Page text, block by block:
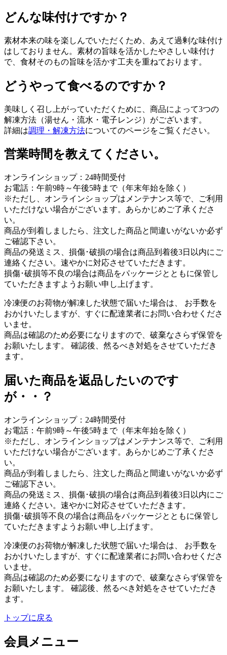
どんな味付けですか？
素材本来の味を楽しんでいただくため、あえて過剰な味付け
はしておりません。素材の旨味を活かしたやさしい味付け
で、食材そのもの旨味を活かす工夫を重ねております。
どうやって食べるのですか？
美味しく召し上がっていただくために、商品によって3つの
解凍方法（湯せん・流水・電子レンジ）がございます。
詳細は調理・解凍方法についてのページをご覧ください。
営業時間を教えてください。
オンラインショップ：24時間受付
お電話：午前9時～午後5時まで（年末年始を除く）
※ただし、オンラインショップはメンテナンス等で、ご利用
いただけない場合がございます。あらかじめご了承くださ
い。
商品が到着しましたら、注文した商品と間違いがないか必ず
ご確認下さい。
商品の発送ミス、損傷･破損の場合は商品到着後3日以内にご
連絡ください。速やかに対応させていただきます。
損傷･破損等不良の場合は商品をパッケージとともに保管し
ていただきますようお願い申し上げます。
冷凍便のお荷物が解凍した状態で届いた場合は、 お手数を
おかけいたしますが、すぐに配達業者にお問い合わせくださ
いませ。
商品は確認のため必要になりますので、破棄なさらず保管を
お願いたします。 確認後、然るべき対処をさせていただき
ます。
届いた商品を返品したいのです
が・・？
オンラインショップ：24時間受付
お電話：午前9時～午後5時まで（年末年始を除く）
※ただし、オンラインショップはメンテナンス等で、ご利用
いただけない場合がございます。あらかじめご了承くださ
い。
商品が到着しましたら、注文した商品と間違いがないか必ず
ご確認下さい。
商品の発送ミス、損傷･破損の場合は商品到着後3日以内にご
連絡ください。速やかに対応させていただきます。
損傷･破損等不良の場合は商品をパッケージとともに保管し
ていただきますようお願い申し上げます。
冷凍便のお荷物が解凍した状態で届いた場合は、 お手数を
おかけいたしますが、すぐに配達業者にお問い合わせくださ
いませ。
商品は確認のため必要になりますので、破棄なさらず保管を
お願いたします。 確認後、然るべき対処をさせていただき
ます。
トップに戻る
会員メニュー